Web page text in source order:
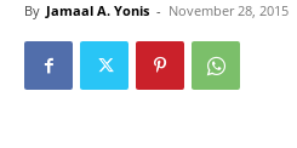
By Jamaal A. Yonis - November 28, 2015